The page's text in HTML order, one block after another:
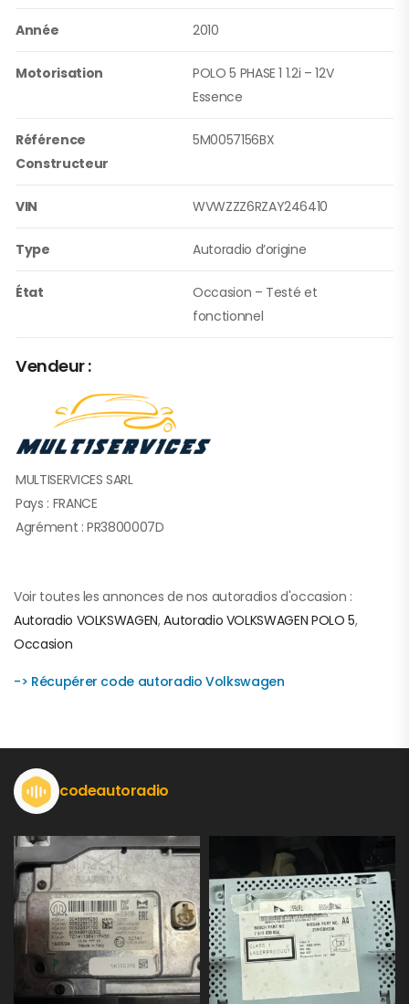
Année 2010
Motorisation
POLO 5 PHASE 1 1.2i – 12V
Essence
Référence
Constructeur
5M0057156BX
VIN WVWZZZ6RZAY246410
Type Autoradio d’origine
État
Occasion – Testé et
fonctionnel
Vendeur :
MULTISERVICES SARL
Pays : FRANCE
Agrément : PR3800007D
Voir toutes les annonces de nos autoradios d'occasion :
Autoradio VOLKSWAGEN,Autoradio VOLKSWAGEN POLO 5,
Occasion
-> Récupérer code autoradio Volkswagen
codeautoradio